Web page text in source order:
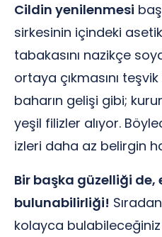
Cildin yenilenmesi
sirkesinin içindeki
tabakasını nazikçe
ortaya çıkmasını
baharın gelişi gibi;
yeşil filizler alıyor.
izleri daha az belirgin
Bir başka güzelliği de,
bulunabilirliği!
kolayca